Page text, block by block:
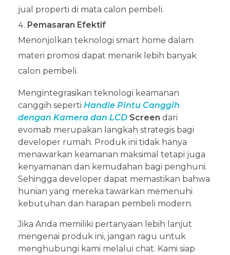
jual properti di mata calon pembeli.
Pemasaran Efektif
Menonjolkan teknologi smart home dalam
materi promosi dapat menarik lebih banyak
calon pembeli.
Mengintegrasikan teknologi keamanan
canggih seperti Handle Pintu Canggih
dengan Kamera dan LCD Screen dari
evomab merupakan langkah strategis bagi
developer rumah. Produk ini tidak hanya
menawarkan keamanan maksimal tetapi juga
kenyamanan dan kemudahan bagi penghuni.
Sehingga developer dapat memastikan bahwa
hunian yang mereka tawarkan memenuhi
kebutuhan dan harapan pembeli modern.
Jika Anda memiliki pertanyaan lebih lanjut
mengenai produk ini, jangan ragu untuk
menghubungi kami melalui chat. Kami siap